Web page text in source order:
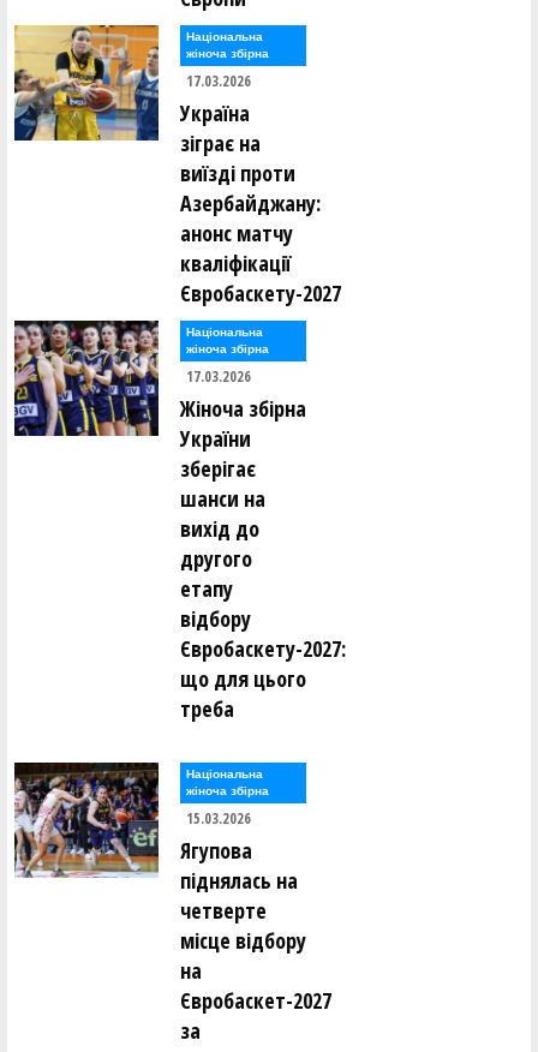
Національна
жіноча збірна
17.03.2026
Україна
зіграє на
виїзді проти
Азербайджану:
анонс матчу
кваліфікації
Євробаскету-2027
Національна
жіноча збірна
17.03.2026
Жіноча збірна
України
зберігає
шанси на
вихід до
другого
етапу
відбору
Євробаскету-2027:
що для цього
треба
Національна
жіноча збірна
15.03.2026
Ягупова
піднялась на
четверте
місце відбору
на
Євробаскет-2027
за